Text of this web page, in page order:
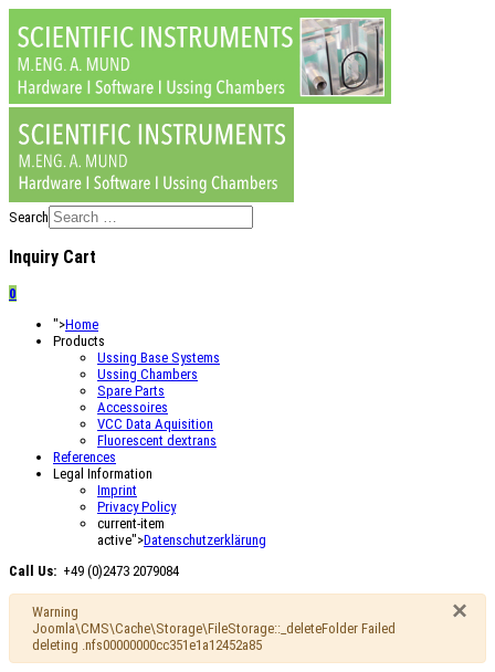
Search
Inquiry Cart
0
">Home
Products
Ussing Base Systems
Ussing Chambers
Spare Parts
Accessoires
VCC Data Aquisition
Fluorescent dextrans
References
Legal Information
Imprint
Privacy Policy
current-item
active">Datenschutzerklärung
Call Us: +49 (0)2473 2079084
×
Warning
Joomla\CMS\Cache\Storage\FileStorage::_deleteFolder Failed
deleting .nfs00000000cc351e1a12452a85